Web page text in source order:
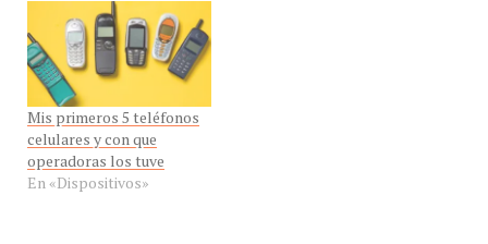
Mis primeros 5 teléfonos
celulares y con que
operadoras los tuve
En «Dispositivos»